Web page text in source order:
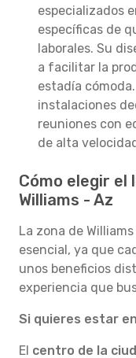
especializados
específicas de
laborales. Su
a facilitar la
estadía
instalaciones
reuniones con
de alta
Cómo elegir el
Williams - Az
La zona de
esencial, ya que
unos beneficios
experiencia que
Si quieres estar
El centro de la